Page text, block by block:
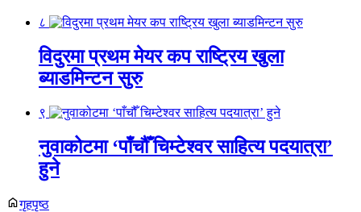
८
विदुरमा प्रथम मेयर कप राष्ट्रिय खुला
ब्याडमिन्टन सुरु
९
नुवाकोटमा ‘पाँचौँ चिम्टेश्वर साहित्य पदयात्रा’
हुने
गृहपृष्ठ